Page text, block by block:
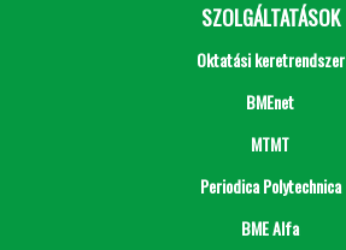
SZOLGÁLTATÁSOK
Oktatási keretrendszer
BMEnet
MTMT
Periodica Polytechnica
BME Alfa